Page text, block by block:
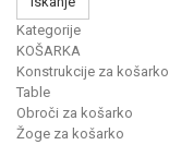
Kategorije
KOŠARKA
Konstrukcije za košarko
Table
Obroči za košarko
Žoge za košarko